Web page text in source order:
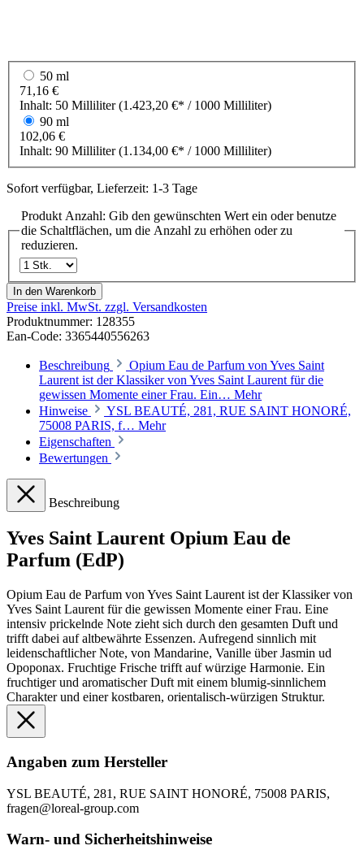
50 ml
71,16 €
Inhalt: 50 Milliliter(1.423,20 €* / 1000 Milliliter)
90 ml
102,06 €
Inhalt: 90 Milliliter(1.134,00 €* / 1000 Milliliter)
Sofort verfügbar, Lieferzeit: 1-3 Tage
Produkt Anzahl: Gib den gewünschten Wert ein oder benutze
die Schaltflächen, um die Anzahl zu erhöhen oder zu
reduzieren.
In den Warenkorb
Preise inkl. MwSt. zzgl. Versandkosten
Produktnummer: 128355
Ean-Code: 3365440556263
Beschreibung
Opium Eau de Parfum von Yves Saint
Laurent ist der Klassiker von Yves Saint Laurent für die
gewissen Momente einer Frau. Ein… Mehr
Hinweise
YSL BEAUTÉ, 281, RUE SAINT HONORÉ,
75008 PARIS, f… Mehr
Eigenschaften
Bewertungen
Beschreibung
Yves Saint Laurent Opium Eau de
Parfum (EdP)
Opium Eau de Parfum von Yves Saint Laurent ist der Klassiker von
Yves Saint Laurent für die gewissen Momente einer Frau. Eine
intensiv prickelnde Note zieht sich durch den gesamten Duft und
trifft dabei auf altbewährte Essenzen. Aufregend sinnlich mit
leidenschaftlicher Note, von Mandarine, Vanille über Jasmin ud
Opoponax. Fruchtige Frische trifft auf würzige Harmonie. Ein
fruchtiger und aromatischer Duft mit einem blumig-sinnlichem
Charakter und einer kostbaren, orientalisch-würzigen Struktur.
Angaben zum Hersteller
YSL BEAUTÉ, 281, RUE SAINT HONORÉ, 75008 PARIS,
fragen@loreal-group.com
Warn- und Sicherheitshinweise